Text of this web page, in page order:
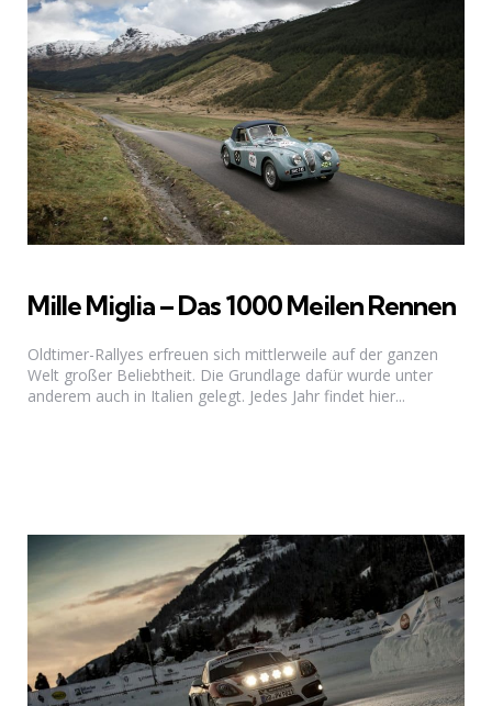
Mille Miglia – Das 1000 Meilen Rennen
Oldtimer-Rallyes erfreuen sich mittlerweile auf der ganzen
Welt großer Beliebtheit. Die Grundlage dafür wurde unter
anderem auch in Italien gelegt. Jedes Jahr findet hier...